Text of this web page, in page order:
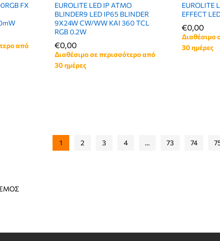
FX
από
EUROLITE LED IP ATMO
BLINDER9 LED IP65 BLINDER
9X24W CW/WW KAI 360 TCL
RGB 0.2W
€0,00
€0,00
Διαθέσιμο σε περισσότερο από
30 ημέρες
EUROLITE
EFFECT
€0,00
€0,00
Διαθέσιμο
30 ημέρες
1 2 3 4 … 73 74